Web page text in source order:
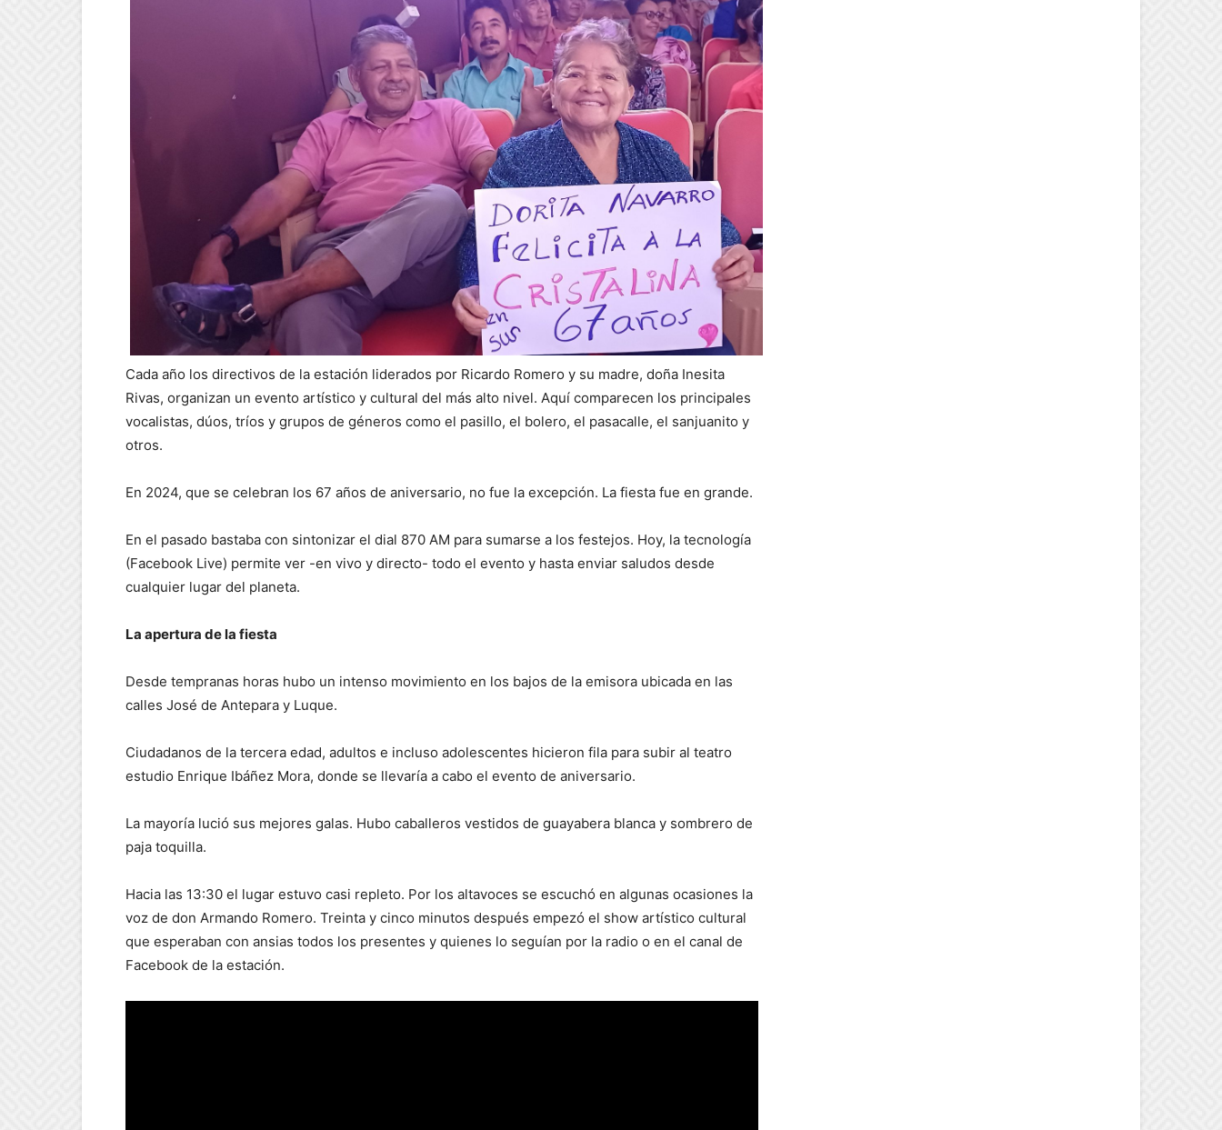
Cada año los directivos de la estación liderados por Ricardo Romero y su madre, doña Inesita
Rivas, organizan un evento artístico y cultural del más alto nivel. Aquí comparecen los principales
vocalistas, dúos, tríos y grupos de géneros como el pasillo, el bolero, el pasacalle, el sanjuanito y
otros.
En 2024, que se celebran los 67 años de aniversario, no fue la excepción. La fiesta fue en grande.
En el pasado bastaba con sintonizar el dial 870 AM para sumarse a los festejos. Hoy, la tecnología
(Facebook Live) permite ver -en vivo y directo- todo el evento y hasta enviar saludos desde
cualquier lugar del planeta.
La apertura de la fiesta
Desde tempranas horas hubo un intenso movimiento en los bajos de la emisora ubicada en las
calles José de Antepara y Luque.
Ciudadanos de la tercera edad, adultos e incluso adolescentes hicieron fila para subir al teatro
estudio Enrique Ibáñez Mora, donde se llevaría a cabo el evento de aniversario.
La mayoría lució sus mejores galas. Hubo caballeros vestidos de guayabera blanca y sombrero de
paja toquilla.
Hacia las 13:30 el lugar estuvo casi repleto. Por los altavoces se escuchó en algunas ocasiones la
voz de don Armando Romero. Treinta y cinco minutos después empezó el show artístico cultural
que esperaban con ansias todos los presentes y quienes lo seguían por la radio o en el canal de
Facebook de la estación.